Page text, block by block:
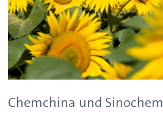
Chemchina und Sinochem